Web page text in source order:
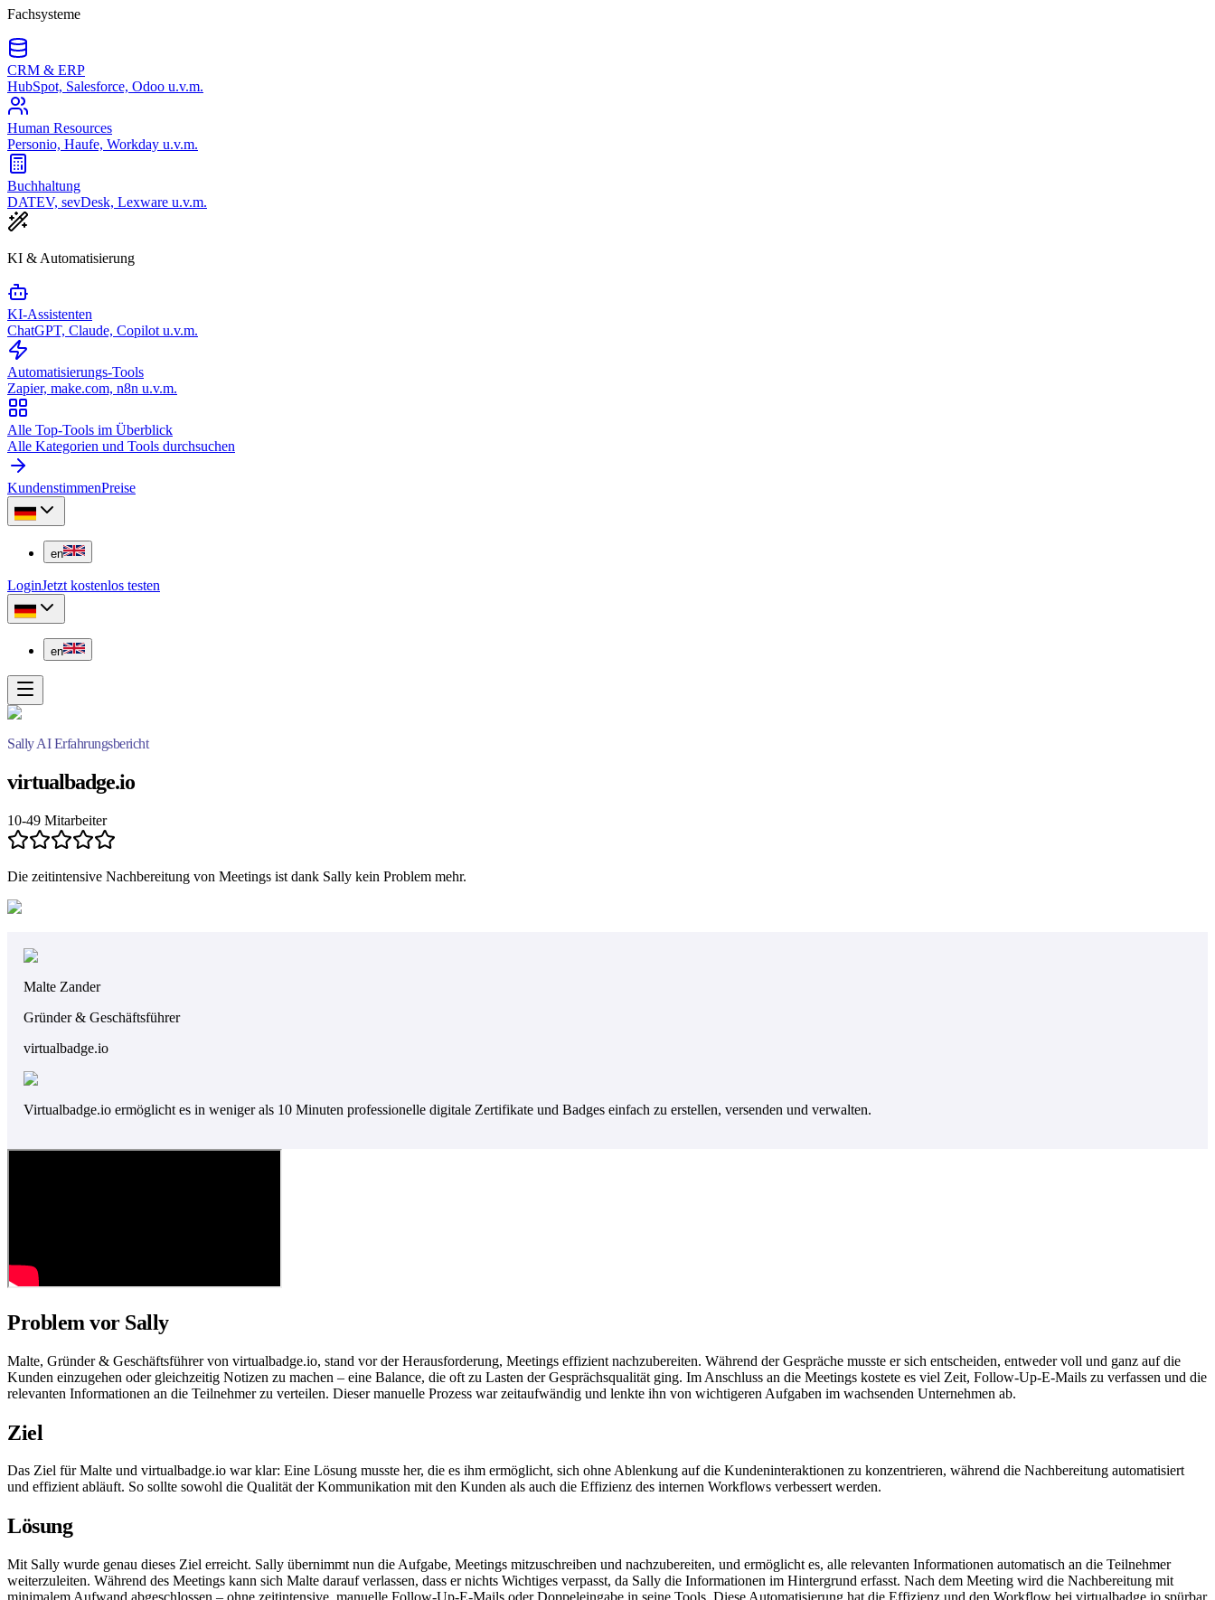
Fachsysteme
CRM & ERP
HubSpot, Salesforce, Odoo u.v.m.
Human Resources
Personio, Haufe, Workday u.v.m.
Buchhaltung
DATEV, sevDesk, Lexware u.v.m.
KI & Automatisierung
KI-Assistenten
ChatGPT, Claude, Copilot u.v.m.
Automatisierungs-Tools
Zapier, make.com, n8n u.v.m.
Alle Top-Tools im Überblick
Alle Kategorien und Tools durchsuchen
KundenstimmenPreise
en
LoginJetzt kostenlos testen
en
Sally AI Erfahrungsbericht
virtualbadge.io
10-49 Mitarbeiter
Die zeitintensive Nachbereitung von Meetings ist dank Sally kein Problem mehr.
Malte Zander
Gründer & Geschäftsführer
virtualbadge.io
Virtualbadge.io ermöglicht es in weniger als 10 Minuten professionelle digitale Zertifikate und Badges einfach zu erstellen, versenden und verwalten.
Problem vor Sally
Malte, Gründer & Geschäftsführer von virtualbadge.io, stand vor der Herausforderung, Meetings effizient nachzubereiten. Während der Gespräche musste er sich entscheiden, entweder voll und ganz auf die
Kunden einzugehen oder gleichzeitig Notizen zu machen – eine Balance, die oft zu Lasten der Gesprächsqualität ging. Im Anschluss an die Meetings kostete es viel Zeit, Follow-Up-E-Mails zu verfassen und die
relevanten Informationen an die Teilnehmer zu verteilen. Dieser manuelle Prozess war zeitaufwändig und lenkte ihn von wichtigeren Aufgaben im wachsenden Unternehmen ab.
Ziel
Das Ziel für Malte und virtualbadge.io war klar: Eine Lösung musste her, die es ihm ermöglicht, sich ohne Ablenkung auf die Kundeninteraktionen zu konzentrieren, während die Nachbereitung automatisiert
und effizient abläuft. So sollte sowohl die Qualität der Kommunikation mit den Kunden als auch die Effizienz des internen Workflows verbessert werden.
Lösung
Mit Sally wurde genau dieses Ziel erreicht. Sally übernimmt nun die Aufgabe, Meetings mitzuschreiben und nachzubereiten, und ermöglicht es, alle relevanten Informationen automatisch an die Teilnehmer
weiterzuleiten. Während des Meetings kann sich Malte darauf verlassen, dass er nichts Wichtiges verpasst, da Sally die Informationen im Hintergrund erfasst. Nach dem Meeting wird die Nachbereitung mit